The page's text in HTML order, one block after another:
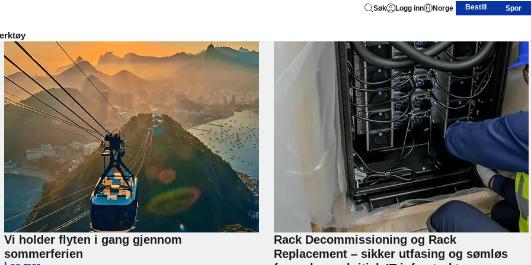
Søk Logg inn Norge Bestill Spor
Vi holder flyten i gang gjennom
sommerferien
Rack Decommissioning og Rack
Replacement – sikker utfasing og sømløs